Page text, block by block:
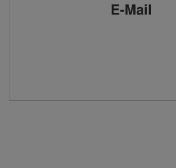
E-Mail